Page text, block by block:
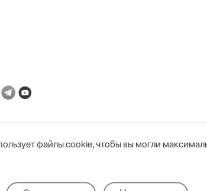
Плюс»
горисполкомом
пом. 3Н, комн. 1
файлы cookie, чтобы вы могли
Аналитические/Функциональные